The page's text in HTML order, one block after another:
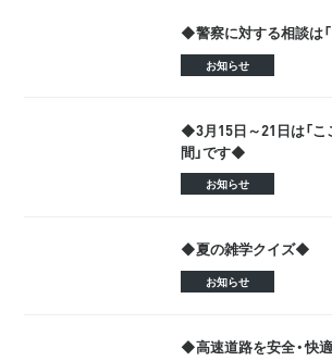
◆警察に対する相談は
お知らせ
◆3月15日～21日は「
間」です◆
お知らせ
◆夏の雑学クイズ◆
お知らせ
◆高速道路を安全・快